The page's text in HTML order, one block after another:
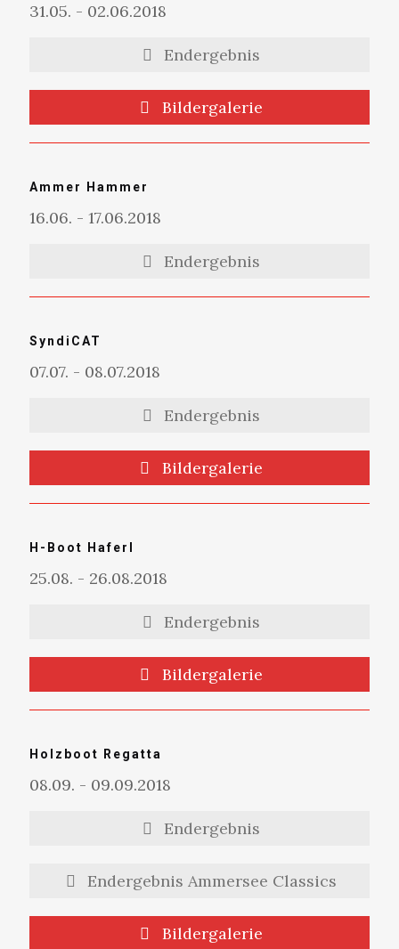
31.05. - 02.06.2018
Endergebnis
Bildergalerie
Ammer Hammer
16.06. - 17.06.2018
Endergebnis
SyndiCAT
07.07. - 08.07.2018
Endergebnis
Bildergalerie
H-Boot Haferl
25.08. - 26.08.2018
Endergebnis
Bildergalerie
Holzboot Regatta
08.09. - 09.09.2018
Endergebnis
Endergebnis Ammersee Classics
Bildergalerie